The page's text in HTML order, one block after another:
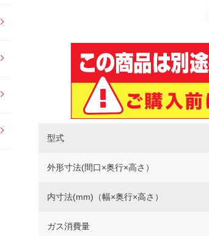
型式
外形寸法(間口×奥行×高さ）
内寸法(mm)（幅×奥行×高さ）
ガス消費量